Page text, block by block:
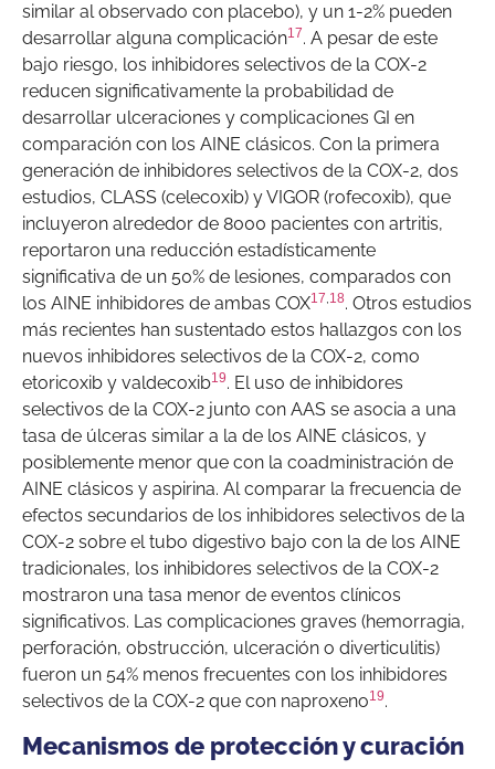
similar al observado con placebo), y un 1-2% pueden
desarrollar alguna complicación17. A pesar de este
bajo riesgo, los inhibidores selectivos de la COX-2
reducen significativamente la probabilidad de
desarrollar ulceraciones y complicaciones GI en
comparación con los AINE clásicos. Con la primera
generación de inhibidores selectivos de la COX-2, dos
estudios, CLASS (celecoxib) y VIGOR (rofecoxib), que
incluyeron alrededor de 8000 pacientes con artritis,
reportaron una reducción estadísticamente
significativa de un 50% de lesiones, comparados con
los AINE inhibidores de ambas COX17,18. Otros estudios
más recientes han sustentado estos hallazgos con los
nuevos inhibidores selectivos de la COX-2, como
etoricoxib y valdecoxib19. El uso de inhibidores
selectivos de la COX-2 junto con AAS se asocia a una
tasa de úlceras similar a la de los AINE clásicos, y
posiblemente menor que con la coadministración de
AINE clásicos y aspirina. Al comparar la frecuencia de
efectos secundarios de los inhibidores selectivos de la
COX-2 sobre el tubo digestivo bajo con la de los AINE
tradicionales, los inhibidores selectivos de la COX-2
mostraron una tasa menor de eventos clínicos
significativos. Las complicaciones graves (hemorragia,
perforación, obstrucción, ulceración o diverticulitis)
fueron un 54% menos frecuentes con los inhibidores
selectivos de la COX-2 que con naproxeno19.
Mecanismos de protección y curación